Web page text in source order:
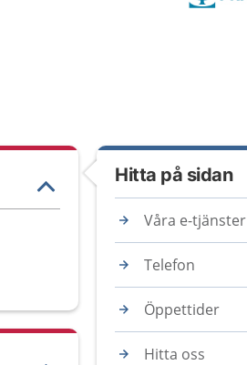
Hitta på sidan
Våra e-tjänster
Telefon
Öppettider
Hitta oss